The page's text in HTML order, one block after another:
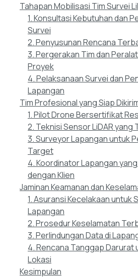
Tahapan Mobilisasi Tim Survei
1. Konsultasi Kebutuhan dan
Survei
2. Penyusunan Rencana
3. Pergerakan Tim dan
Proyek
4. Pelaksanaan Survei dan
Lapangan
Tim Profesional yang Siap
1. Pilot Drone Bersertifikat
2. Teknisi Sensor LiDAR yang
3. Surveyor Lapangan untuk
Target
4. Koordinator Lapangan
dengan Klien
Jaminan Keamanan dan
1. Asuransi Kecelakaan untuk
Lapangan
2. Prosedur Keselamatan
3. Perlindungan Data di
4. Rencana Tanggap Darurat
Lokasi
Kesimpulan